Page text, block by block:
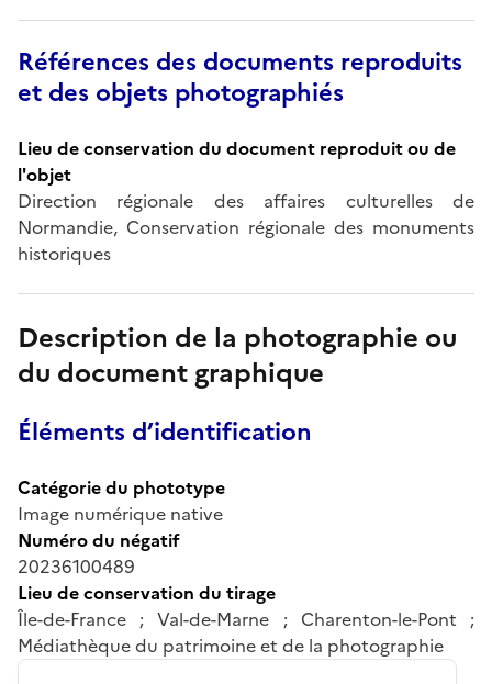
Références des documents reproduits
et des objets photographiés
Lieu de conservation du document reproduit ou de
l'objet
Direction régionale des affaires culturelles de
Normandie, Conservation régionale des monuments
historiques
Description de la photographie ou
du document graphique
Éléments d’identification
Catégorie du phototype
Image numérique native
Numéro du négatif
20236100489
Lieu de conservation du tirage
Île-de-France ; Val-de-Marne ; Charenton-le-Pont ;
Médiathèque du patrimoine et de la photographie